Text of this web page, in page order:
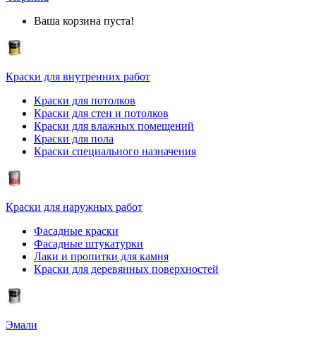
Ваша корзина пуста!
Краски для внутренних работ
Краски для потолков
Краски для стен и потолков
Краски для влажных помещений
Краски для пола
Краски специального назначения
Краски для наружных работ
Фасадные краски
Фасадные штукатурки
Лаки и пропитки для камня
Краски для деревянных поверхностей
Эмали